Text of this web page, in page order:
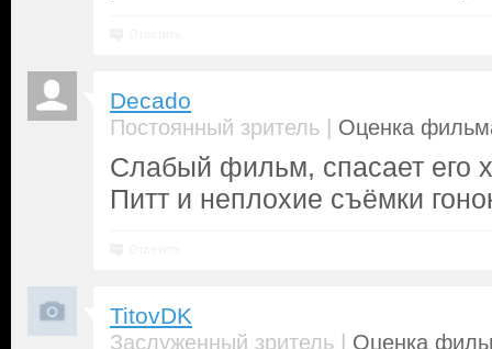
Decado
Постоянный зритель | Оценка
Слабый фильм, спасает его
Питт и неплохие съёмки
TitovDK
Заслуженный зритель | Оценка